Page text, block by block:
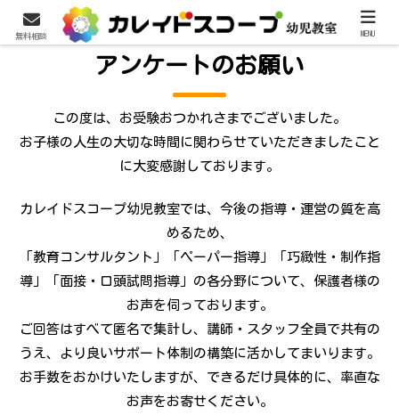
アンケートのお願い
この度は、お受験おつかれさまでございました。
お子様の人生の大切な時間に関わらせていただきましたこと
に大変感謝しております。
カレイドスコープ幼児教室では、今後の指導・運営の質を高
めるため、
「教育コンサルタント」「ペーパー指導」「巧緻性・制作指
導」「面接・口頭試問指導」の各分野について、保護者様の
お声を伺っております。
ご回答はすべて匿名で集計し、講師・スタッフ全員で共有の
うえ、より良いサポート体制の構築に活かしてまいります。
お手数をおかけいたしますが、できるだけ具体的に、率直な
お声をお寄せください。
無料相談 MENU